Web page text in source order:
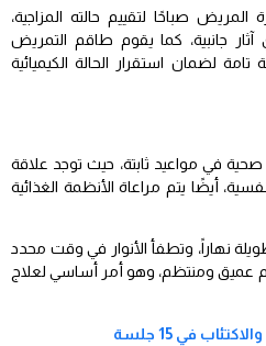
صباحًا لتقييم حالته المزاجية،
آثار جانبية، كما يقوم طاقم التمريض
لضمان استقرار الحالة الكيميائية
صحية في مواعيد ثابتة، حيث توجد علاقة
أيضًا يتم مراعاة الأنظمة الغذائية
نهاراً، وتطفأ الأنوار في وقت محدد
عميق ومنتظم، وهو أمر أساسي لعلاج
في 15 جلسة